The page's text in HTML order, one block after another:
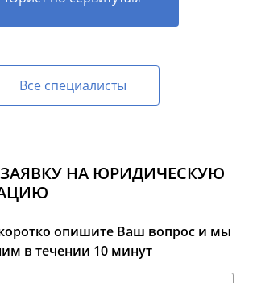
Все специалисты
НА ЮРИДИЧЕСКУЮ
опишите Ваш вопрос и мы
в течении 10 минут